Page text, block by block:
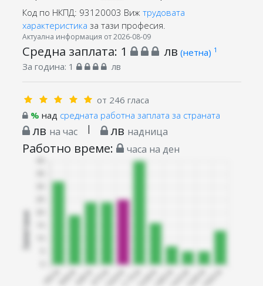
Код по НКПД: 93120003 Виж трудовата
характеристика за тази професия.
Актуална информация от 2026-08-09
Средна заплата: 1 лв (нетна) 1
За година: 1 лв
от 246 гласа
% над средната работна заплата за страната
лв на час | лв надница
Работно време: часа на ден